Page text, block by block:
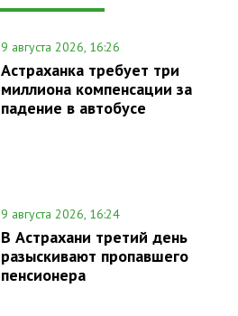
9 августа 2026, 16:26
Астраханка требует три
миллиона компенсации за
падение в автобусе
9 августа 2026, 16:24
В Астрахани третий день
разыскивают пропавшего
пенсионера